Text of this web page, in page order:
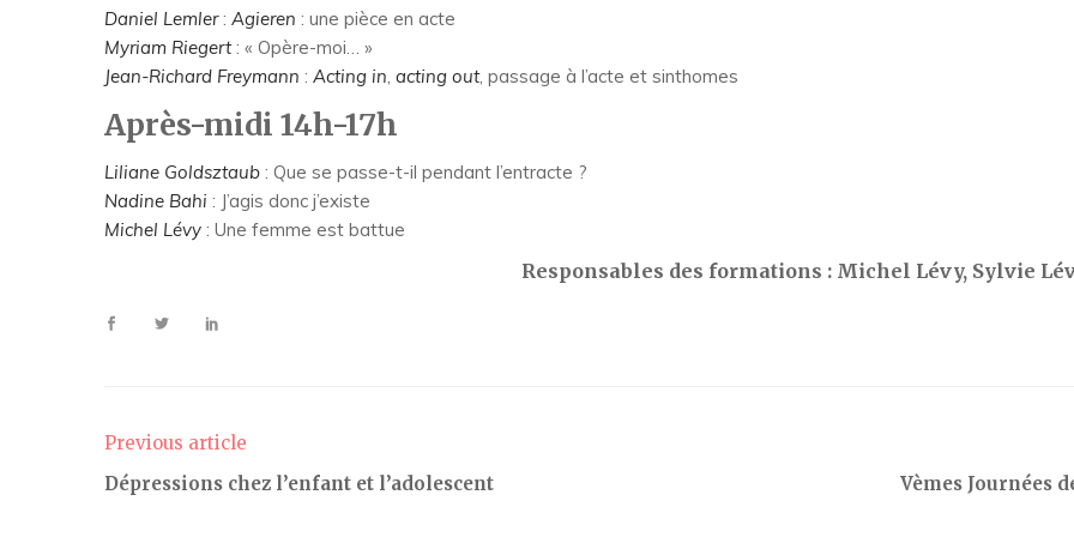
Daniel Lemler: Agieren : une pièce en acte
Myriam Riegert: « Opère-moi… »
Jean-Richard Freymann : Acting in acting out, passage à l’acte et sinthomes
Après-midi 14h-17h
Liliane Goldsztaub : Que se passe-t-il pendant l’entracte ?
Nadine Bahi : J’agis donc j’existe
Michel Lévy : Une femme est battue
Responsables des formations : Michel Lévy, Sylvie
Previous article
Dépressions chez l’enfant et l’adolescent
Vèmes Journées